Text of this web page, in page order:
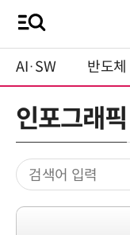
AI·SW 반도체
인포그래픽